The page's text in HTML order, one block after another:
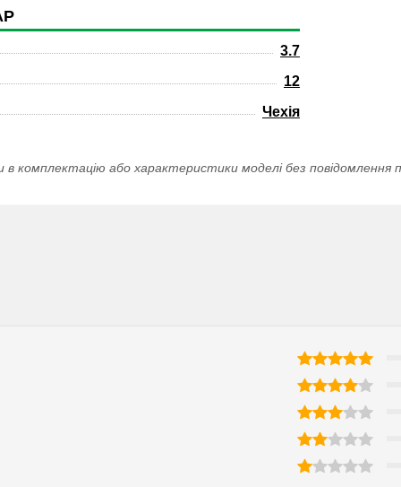
3.7
12
Чехія
комплектацію або характеристики моделі без повідомлення